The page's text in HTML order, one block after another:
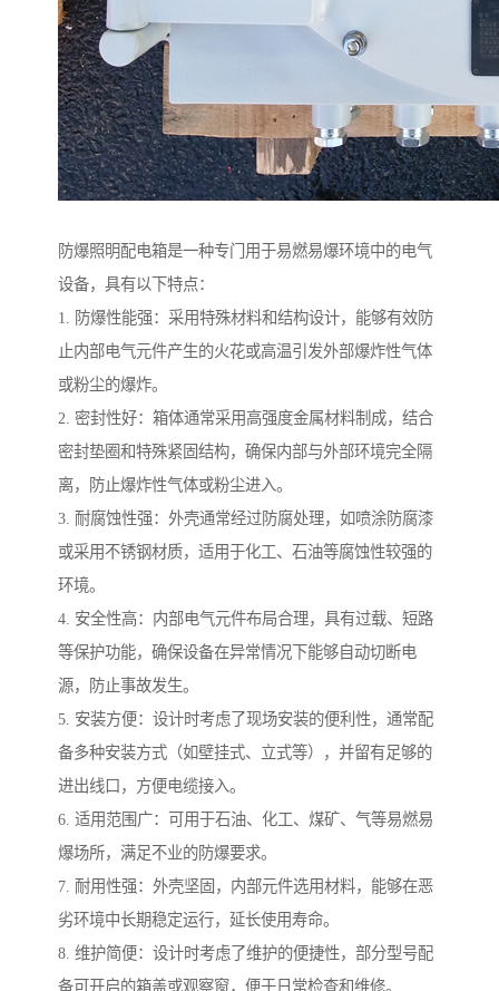
防爆照明配电箱是一种专门用于易燃易爆环境中的电气
设备，具有以下特点：
1. 防爆性能强：采用特殊材料和结构设计，能够有效防
止内部电气元件产生的火花或高温引发外部爆炸性气体
或粉尘的爆炸。
2. 密封性好：箱体通常采用高强度金属材料制成，结合
密封垫圈和特殊紧固结构，确保内部与外部环境完全隔
离，防止爆炸性气体或粉尘进入。
3. 耐腐蚀性强：外壳通常经过防腐处理，如喷涂防腐漆
或采用不锈钢材质，适用于化工、石油等腐蚀性较强的
环境。
4. 安全性高：内部电气元件布局合理，具有过载、短路
等保护功能，确保设备在异常情况下能够自动切断电
源，防止事故发生。
5. 安装方便：设计时考虑了现场安装的便利性，通常配
备多种安装方式（如壁挂式、立式等），并留有足够的
进出线口，方便电缆接入。
6. 适用范围广：可用于石油、化工、煤矿、气等易燃易
爆场所，满足不业的防爆要求。
7. 耐用性强：外壳坚固，内部元件选用材料，能够在恶
劣环境中长期稳定运行，延长使用寿命。
8. 维护简便：设计时考虑了维护的便捷性，部分型号配
备可开启的箱盖或观察窗，便于日常检查和维修。